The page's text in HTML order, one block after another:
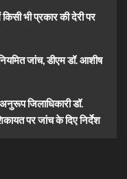
किसी भी प्रकार की देरी पर
जांच, डीएम डॉ. आशीष
जिलाधिकारी डॉ.
पर जांच के दिए निर्देश